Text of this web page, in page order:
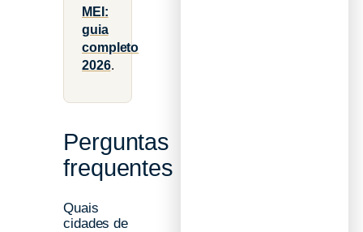
MEI:
guia
completo
2026.
Perguntas
frequentes
Quais
cidades de